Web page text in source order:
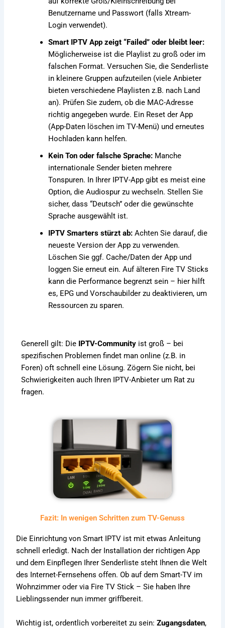
Benutzername und Passwort (falls Xtream-
Login verwendet).
Smart IPTV App zeigt “Failed” oder bleibt leer:
Möglicherweise ist die Playlist zu groß oder im
falschen Format. Versuchen Sie, die Senderliste
in kleinere Gruppen aufzuteilen (viele Anbieter
bieten verschiedene Playlisten z.B. nach Land
an). Prüfen Sie zudem, ob die MAC-Adresse
richtig angegeben wurde. Ein Reset der App
(App-Daten löschen im TV-Menü) und erneutes
Hochladen kann helfen.
Kein Ton oder falsche Sprache: Manche
internationale Sender bieten mehrere
Tonspuren. In Ihrer IPTV-App gibt es meist eine
Option, die Audiospur zu wechseln. Stellen Sie
sicher, dass “Deutsch” oder die gewünschte
Sprache ausgewählt ist.
IPTV Smarters stürzt ab: Achten Sie darauf, die
neueste Version der App zu verwenden.
Löschen Sie ggf. Cache/Daten der App und
loggen Sie erneut ein. Auf älteren Fire TV Sticks
kann die Performance begrenzt sein – hier hilft
es, EPG und Vorschaubilder zu deaktivieren, um
Ressourcen zu sparen.
Generell gilt: Die IPTV-Community ist groß – bei
spezifischen Problemen findet man online (z.B. in
Foren) oft schnell eine Lösung. Zögern Sie nicht, bei
Schwierigkeiten auch Ihren IPTV-Anbieter um Rat zu
fragen.
Fazit: In wenigen Schritten zum TV-Genuss
Die Einrichtung von Smart IPTV ist mit etwas Anleitung
schnell erledigt. Nach der Installation der richtigen App
und dem Einpflegen Ihrer Senderliste steht Ihnen die Welt
des Internet-Fernsehens offen. Ob auf dem Smart-TV im
Wohnzimmer oder via Fire TV Stick – Sie haben Ihre
Lieblingssender nun immer griffbereit.
Wichtig ist, ordentlich vorbereitet zu sein:Zugangsdaten,